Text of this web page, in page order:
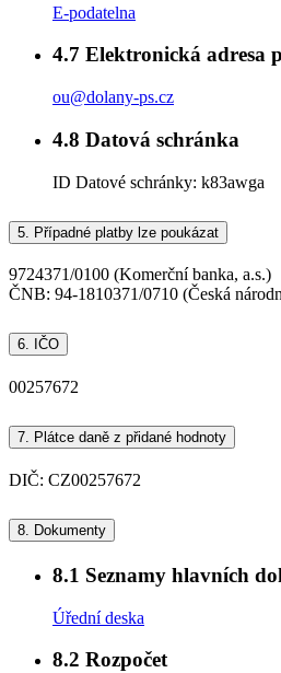
E-podatelna
4.7 Elektronická adresa
ou@dolany-ps.cz
4.8 Datová schránka
ID Datové schránky: k83awga
5. Případné platby lze poukázat
9724371/0100 (Komerční banka, a.s.)
ČNB: 94-1810371/0710 (Česká
6. IČO
00257672
7. Plátce daně z přidané hodnoty
DIČ: CZ00257672
8. Dokumenty
8.1 Seznamy hlavních
Úřední deska
8.2 Rozpočet